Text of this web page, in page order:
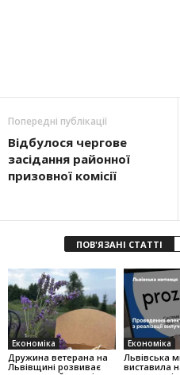
Попередні публікації
Відбулося чергове
засідання районної
призовної комісії
ПОВ'ЯЗАНІ СТАТТІ
Економіка
Дружина ветерана на
Львівщині розвиває
Економіка
Львівська
виставила